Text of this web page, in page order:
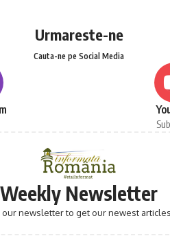
Urmareste-ne
Cauta-ne pe Social Media
Weekly Newsletter
our newsletter to get our newest